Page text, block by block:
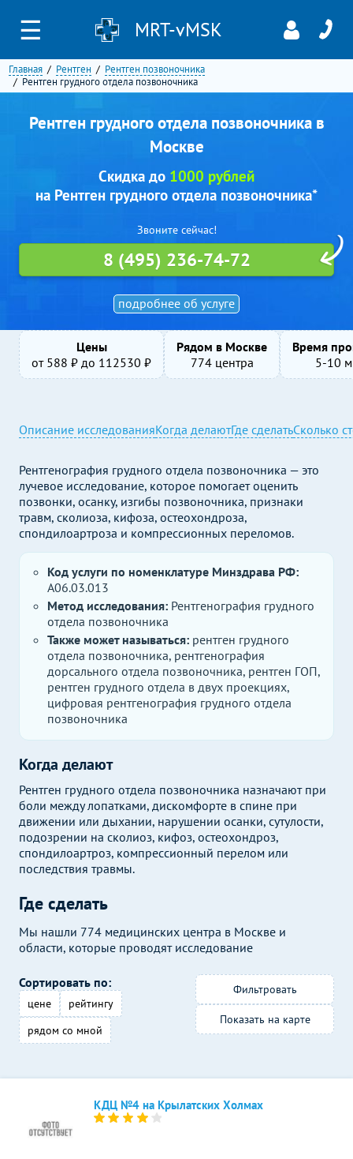
☰ MRT-vMSK
Главная Рентген
Рентген позвоночника
Рентген грудного отдела позвоночника
Рентген грудного отдела позвоночника в
Москве
подробнее об услуге
Скидка до 1000 рублей
на Рентген грудного отдела позвоночника*
Звоните сейчас!
8 (495) 236-74-72
Цены
от 588 ₽ до 112530 ₽
Рядом в Москве
774 центра
Время
5-10
Где сделать
Мы нашли 774 медицинских центра в Москве и
области, которые проводят исследование
Сортировать по:
цене
рейтингу
рядом со мной
Фильтровать
Показать на карте
Описание исследованияКогда делаютГде сделатьСколько
Рентгенография грудного отдела позвоночника — это
лучевое исследование, которое помогает оценить
позвонки, осанку, изгибы позвоночника, признаки
травм, сколиоза, кифоза, остеохондроза,
спондилоартроза и компрессионных переломов.
Код услуги по номенклатуре Минздрава РФ:
A06.03.013
Метод исследования: Рентгенография грудного
отдела позвоночника
Также может называться: рентген грудного
отдела позвоночника, рентгенография
дорсального отдела позвоночника, рентген ГОП,
рентген грудного отдела в двух проекциях,
цифровая рентгенография грудного отдела
позвоночника
Когда делают
Рентген грудного отдела позвоночника назначают при
боли между лопатками, дискомфорте в спине при
движении или дыхании, нарушении осанки, сутулости,
подозрении на сколиоз, кифоз, остеохондроз,
спондилоартроз, компрессионный перелом или
последствия травмы.
КДЦ №4 на Крылатских Холмах